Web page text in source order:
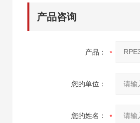
产品咨询
产品：
您的单位：
您的姓名：